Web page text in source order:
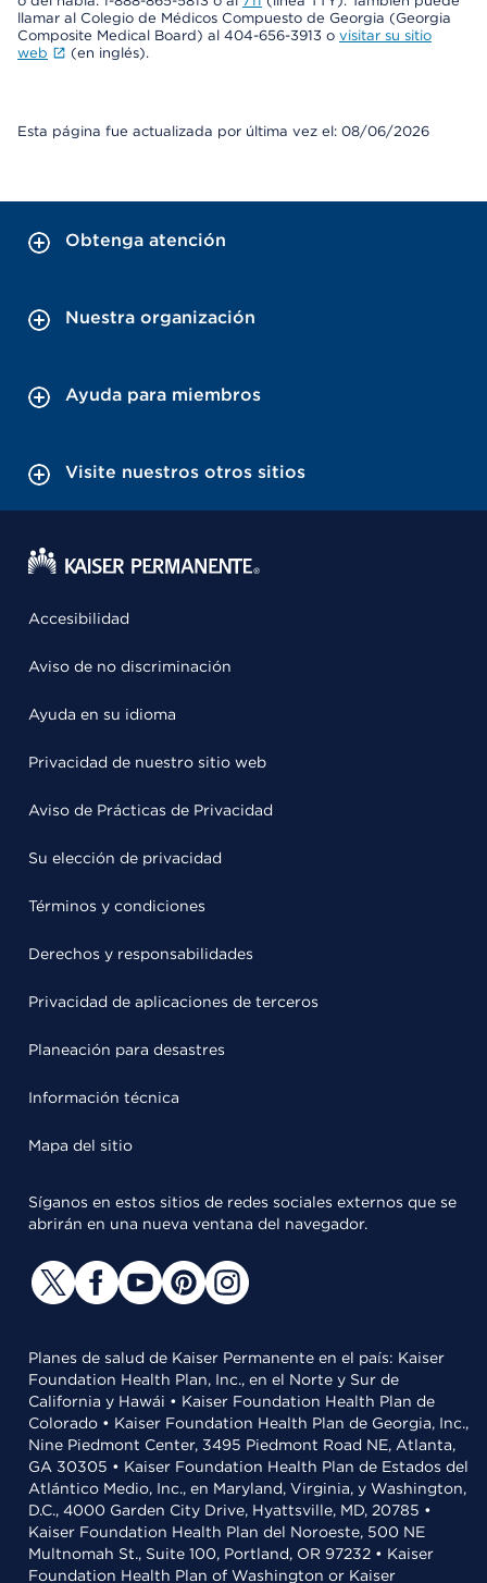
llamar al Colegio de Médicos Compuesto de Georgia (Georgia
Composite Medical Board) al 404-656-3913 o visitar su sitio
web
(en inglés).
Esta página fue actualizada por última vez el: 08/06/2026
Obtenga atención
Nuestra organización
Ayuda para miembros
Visite nuestros otros sitios
Accesibilidad
Aviso de no discriminación
Ayuda en su idioma
Privacidad de nuestro sitio web
Aviso de Prácticas de Privacidad
Su elección de privacidad
Términos y condiciones
Derechos y responsabilidades
Privacidad de aplicaciones de terceros
Planeación para desastres
Información técnica
Mapa del sitio
Síganos en estos sitios de redes sociales externos que se
abrirán en una nueva ventana del navegador.
Planes de salud de Kaiser Permanente en el país: Kaiser
Foundation Health Plan, Inc., en el Norte y Sur de
California y Hawái • Kaiser Foundation Health Plan de
Colorado • Kaiser Foundation Health Plan de Georgia, Inc.,
Nine Piedmont Center, 3495 Piedmont Road NE, Atlanta,
GA 30305 • Kaiser Foundation Health Plan de Estados del
Atlántico Medio, Inc., en Maryland, Virginia, y Washington,
D.C., 4000 Garden City Drive, Hyattsville, MD, 20785 •
Kaiser Foundation Health Plan del Noroeste, 500 NE
Multnomah St., Suite 100, Portland, OR 97232 • Kaiser
Foundation Health Plan of Washington or Kaiser